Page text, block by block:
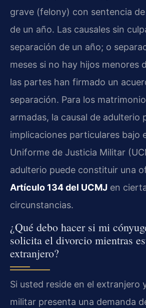
grave (felony) con sentencia
de un año. Las causales sin
separación de un año; o
meses si no hay hijos menores
las partes han firmado un
separación. Para los
armadas, la causal de adulterio
implicaciones particulares bajo
Uniforme de Justicia Militar
adulterio puede constituir una
Artículo 134 del UCMJ en
circunstancias.
¿Qué debo hacer si mi
solicita el divorcio mientras
extranjero?
Si usted reside en el extranjero
militar presenta una demanda